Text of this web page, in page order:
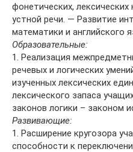
фонетических,
устной речи. — Развитие
математики и английского
Образовательные:
1. Реализация
речевых и логических
изученных лексических
лексического запаса
законов логики – законом
Развивающие:
1. Расширение кругозора
способности к